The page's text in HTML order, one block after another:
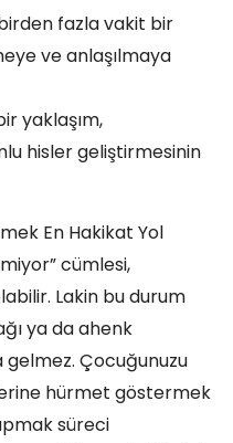
fazla vakit bir
ve anlaşılmaya
yaklaşım,
hisler geliştirmesinin
En Hakikat Yol
cümlesi,
Lakin bu durum
ya da ahenk
gelmez. Çocuğunuzu
hürmet göstermek
süreci